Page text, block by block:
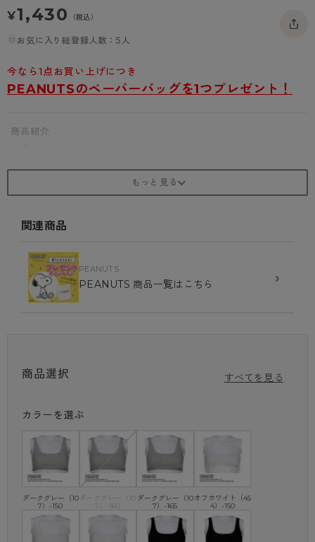
ソックス・靴下
レギンス・スパッツ
- タンクトップ
- カップ付きインナー
CLINICAL
ハイジュニ
お問い合わせについて
¥1,430 （税込）
お気に入り総登録人数：5人
今なら1点お買い上げにつき
PEANUTSのペーパーバッグを1つプレゼント！
商品紹介
・吸汗速乾
・ポリエステル 60% 綿 35% ポリウレタン 5%
PEANUTS （ピーナッツ）
「SNOOPY/スヌーピー」は、その愛らしさから幅広い年齢層に人
※商品画像はできる限り実物の色に近づけるよう調整しておりますが、
ご覧になる環境（PCのモニタ設定やスマホ画面シール等）により、実
物と色味が異なる場合がございます。
関連商品
PEANUTS
PEANUTS 商品一覧はこちら ›
商品選択 すべてを見る
カラーを選ぶ
ダークグレー（10
7）-150
ダークグレー（10
7）-160
ダークグレー（10
7）-165
オフホワイト（45
4）-150